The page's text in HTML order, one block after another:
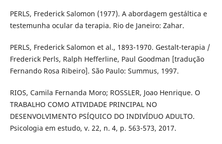
PERLS, Frederick Salomon (1977). A abordagem gestáltica e
testemunha ocular da terapia. Rio de Janeiro: Zahar.
PERLS, Frederick Salomon et al., 1893-1970. Gestalt-terapia /
Frederick Perls, Ralph Hefferline, Paul Goodman [tradução
Fernando Rosa Ribeiro]. São Paulo: Summus, 1997.
RIOS, Camila Fernanda Moro; ROSSLER, Joao Henrique. O
TRABALHO COMO ATIVIDADE PRINCIPAL NO
DESENVOLVIMENTO PSÍQUICO DO INDIVÍDUO ADULTO.
Psicologia em estudo, v. 22, n. 4, p. 563-573, 2017.